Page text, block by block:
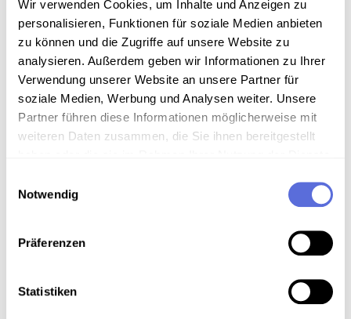
Wir verwenden Cookies, um Inhalte und Anzeigen zu
personalisieren, Funktionen für soziale Medien anbieten
zu können und die Zugriffe auf unsere Website zu
analysieren. Außerdem geben wir Informationen zu Ihrer
Verwendung unserer Website an unsere Partner für
soziale Medien, Werbung und Analysen weiter. Unsere
Partner führen diese Informationen möglicherweise mit
weiteren Daten zusammen, die Sie ihnen bereitgestellt
Notwendig
Präferenzen
Statistiken
Information
Sammlungsgeschichte
Schellacksammlung Teuchtler
(Roboter, Tonmöbel, Wien V, Schönbrunnerstraße 88)
auf dem Label
Technische Anmerkungen